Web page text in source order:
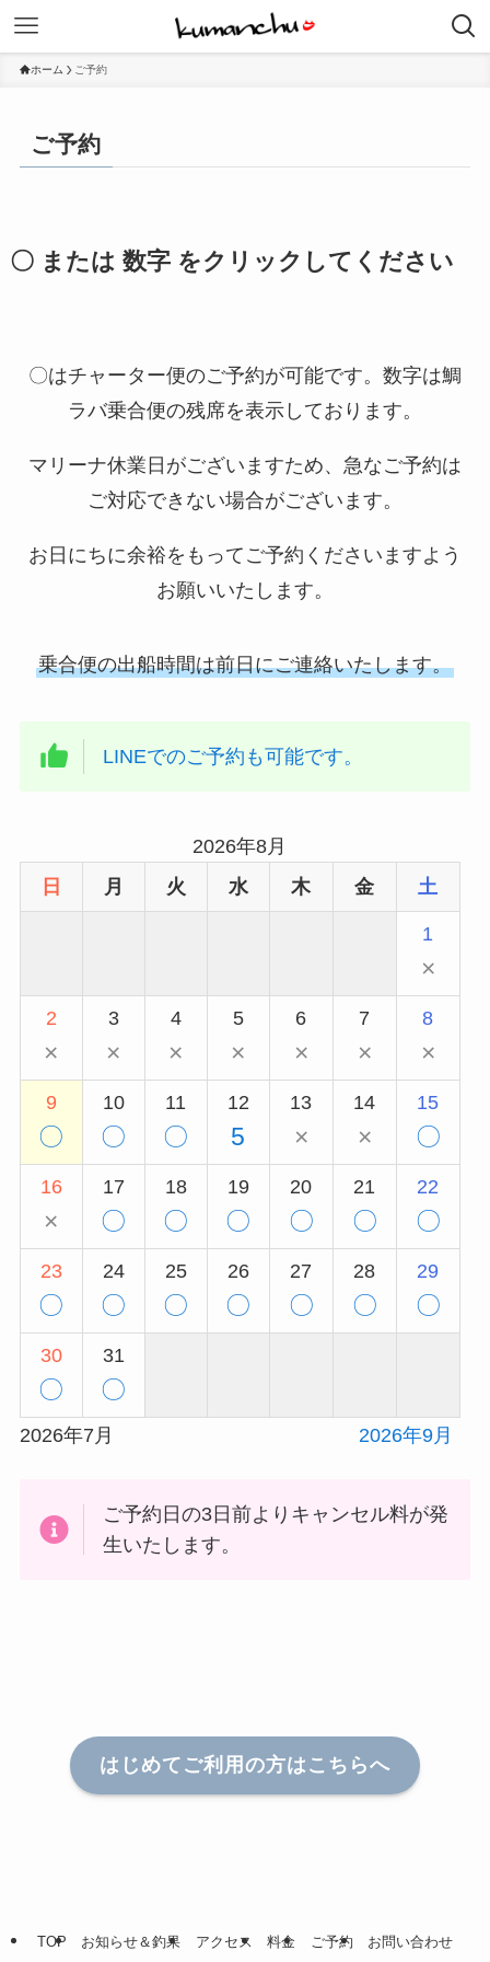
ホーム ご予約
ご予約
〇 または 数字 をクリックしてください
〇はチャーター便のご予約が可能です。数字は鯛
ラバ乗合便の残席を表示しております。
マリーナ休業日がございますため、急なご予約は
ご対応できない場合がございます。
お日にちに余裕をもってご予約くださいますよう
お願いいたします。
乗合便の出船時間は前日にご連絡いたします。
LINEでのご予約も可能です。
2026年8月
日
月 火 水 木 金 土
1
×
2
×
3
×
4
×
5
×
6
×
7
×
8
×
9
〇
10
〇
11
〇
12
5
13
×
14
×
15
〇
16
×
17
〇
18
〇
19
〇
20
〇
21
〇
22
〇
23
〇
24
〇
25
〇
26
〇
27
〇
28
〇
29
〇
30
〇
31
〇
2026年7月 2026年9月
ご予約日の3日前よりキャンセル料が発
生いたします。
はじめてご利用の方はこちらへ
TOP お知らせ＆釣果 アクセス 料金 ご予約 お問い合わせ